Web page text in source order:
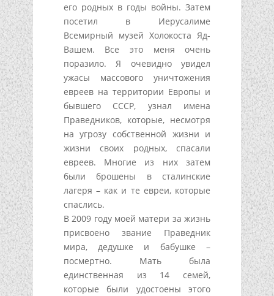
его родных в годы войны. Затем
посетил в Иерусалиме
Всемирный музей Холокоста Яд-
Вашем. Все это меня очень
поразило. Я очевидно увидел
ужасы массового уничтожения
евреев на территории Европы и
бывшего СССР, узнал имена
Праведников, которые, несмотря
на угрозу собственной жизни и
жизни своих родных, спасали
евреев. Многие из них затем
были брошены в сталинские
лагеря – как и те евреи, которые
спаслись.
В 2009 году моей матери за жизнь
присвоено звание Праведник
мира, дедушке и бабушке –
посмертно. Мать была
единственная из 14 семей,
которые были удостоены этого